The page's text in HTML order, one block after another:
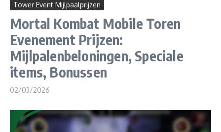
Tower Event Mijlpaalprijzen
Mortal Kombat Mobile Toren
Evenement Prijzen:
Mijlpalenbeloningen, Speciale
items, Bonussen
02/03/2026